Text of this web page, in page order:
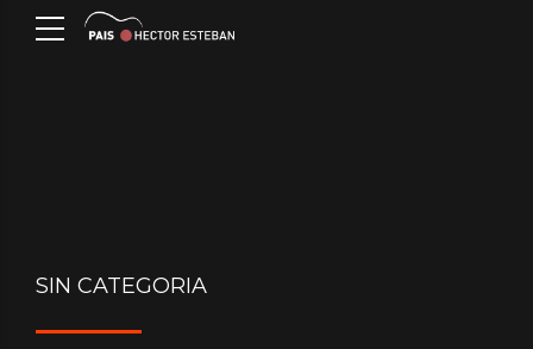
SIN CATEGORIA